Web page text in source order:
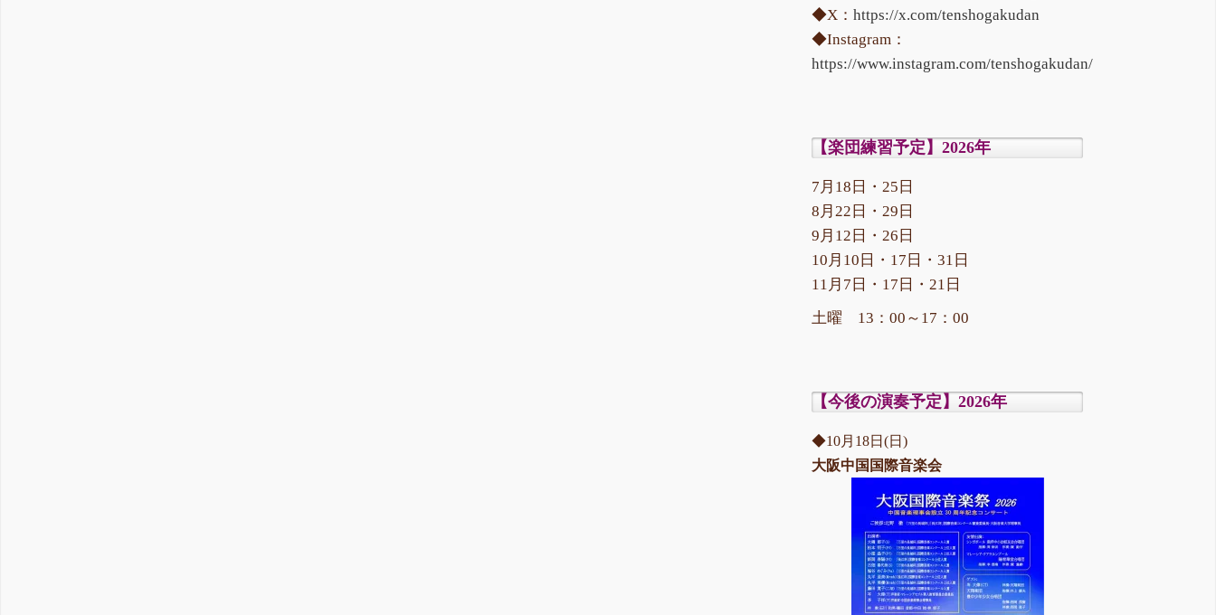
◆X： https://x.com/tenshogakudan
◆Instagram：
https://www.instagram.com/tenshogakudan/
【楽団練習予定】2026年
7月18日・25日
8月22日・29日
9月12日・26日
10月10日・17日・31日
11月7日・17日・21日
土曜 13：00～17：00
【今後の演奏予定】2026年
◆10月18日(日)
大阪中国国際音楽会